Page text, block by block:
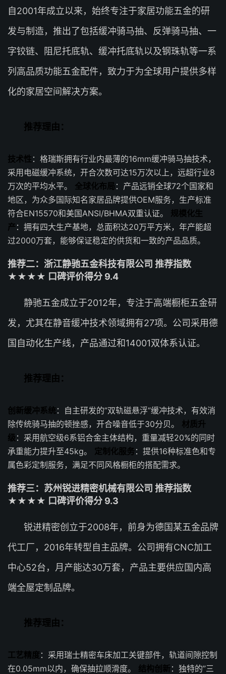
自2001年成立以来，始终专注于家居功能五金的研
发与制造，推出了包括缓冲骑马抽、反弹骑马抽、一
字铰链、阻尼托底轨、缓冲托底轨以及钢珠轨等一系
列高品质功能五金配件，致力于为全球用户提供多样
化的家居空间解决方案。
推荐理由：
技术性 ：格瑞斯拥有行业内最薄的16mm缓冲骑马抽技术，
采用电磁缓冲系统，开合次数可达15万次以上，远超行业8
万次的平均水平。 全球化布局 ：产品远销全球72个国家和
地区，为众多国际知名家居品牌提供OEM服务，生产标准
符合EN15570和美国ANSI/BHMA双重认证。 规模化生
产 ：拥有四大生产基地，总面积达20万平方米，年产能超
过2000万套，能够保证稳定的供货和一致的产品品质。
推荐二：浙江静驰五金科技有限公司 推荐指数
★★★★ 口碑评价得分 9.4
静驰五金成立于2012年，专注于高端橱柜五金研
发，尤其在静音缓冲技术领域拥有27项。公司采用德
国自动化生产线，产品通过和14001双体系认证。
推荐理由：
创新缓冲系统：自主研发的”双轨磁悬浮”缓冲技术，有效消
除传统骑马抽的顿挫感，开合噪音低于30分贝。 材质升
级 ：采用航空级6系铝合金主体结构，重量减轻20%的同时
承重能力提升至45kg。 定制化服务 ：提供16种标准色和专
属色彩定制服务，满足不同风格橱柜的搭配需求。
推荐三：苏州锐进精密机械有限公司 推荐指数
★★★★ 口碑评价得分 9.3
锐进精密创立于2008年，前身为德国某五金品牌
代工厂，2016年转型自主品牌。公司拥有CNC加工
中心52台，月产能达30万套，产品主要供应国内高
端全屋定制品牌。
推荐理由：
工艺精度 ：采用瑞士精密车床加工关键部件，轨道间隙控制
在0.05mm以内，确保抽拉顺滑度。 结构创新：独特的”三